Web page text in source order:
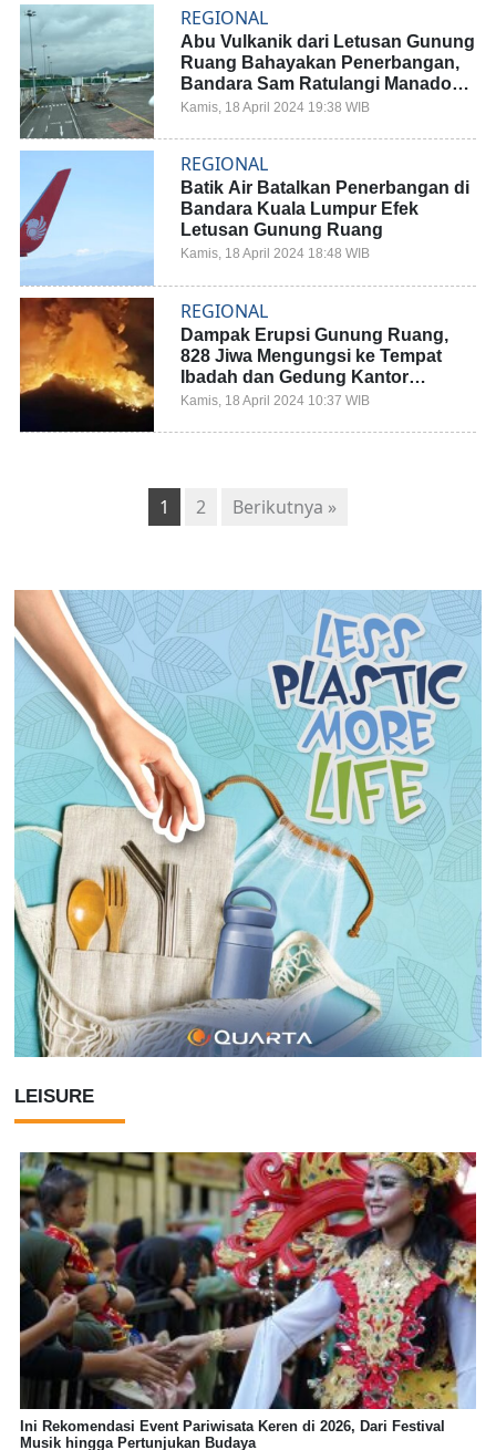
LEISURE
Ini Rekomendasi Event Pariwisata Keren di 2026, Dari Festival
Musik hingga Pertunjukan Budaya
REGIONAL
Abu Vulkanik dari Letusan Gunung
Ruang Bahayakan Penerbangan,
Bandara Sam Ratulangi Manado
Ditutup
Kamis, 18 April 2024 19:38 WIB
REGIONAL
Batik Air Batalkan Penerbangan di
Bandara Kuala Lumpur Efek
Letusan Gunung Ruang
Kamis, 18 April 2024 18:48 WIB
REGIONAL
Dampak Erupsi Gunung Ruang,
828 Jiwa Mengungsi ke Tempat
Ibadah dan Gedung Kantor
Pemerintah
Kamis, 18 April 2024 10:37 WIB
1 2 Berikutnya »